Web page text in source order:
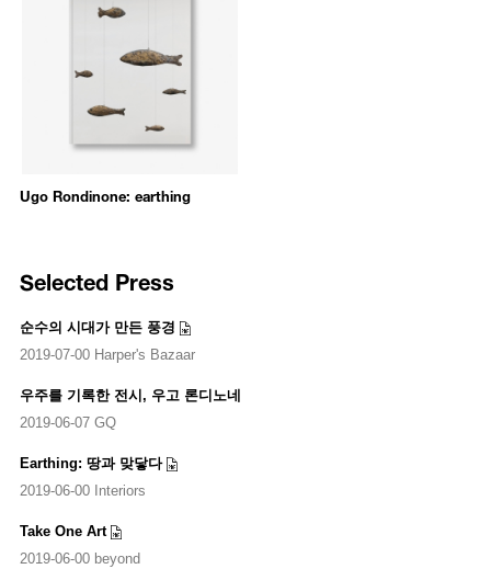
Contemporary Art, Boston (2016); Carré d’Art-Musée d’art
contemporain, Nîmes (2016); Museum Boijmans van Beuningen,
Rotterdam (2016); MACRO Testaccio and Mercati di Traiano, Rome
(2016); Rockbund Art Museum, Shanghai (2014); Museo de Arte
Contemporáneo de Castilla y León, León (2009); Hayward Gallery,
London (2008); Whitechapel Art Gallery, London (2006); and Centre
Georges Pompidou, Paris (2003) amongst many others. Rondinone
Biennale (2007) and conceived Ugo Rondinone: I ♥ John Giorno at
Modern Art, New York; Institute of Contemporary Art, Boston; San
Dallas Museum of Art.
Giorno》(2015)에 이어 그의 인생의 동반자를 기리기 위한 뉴욕 전역에
턴 현대미술관, 샌프란시스코 현대미술관, 미니애폴리스 워커아트센터,
달라스 미술관 등 세계 주요 미술관에 소장되어 있다.
Ugo Rondinone: earthing
Selected Press
순수의 시대가 만든 풍경
2019-07-00 Harper's Bazaar
우주를 기록한 전시, 우고 론디노네
2019-06-07 GQ
Earthing: 땅과 맞닿다
2019-06-00 Interiors
Take One Art
2019-06-00 beyond